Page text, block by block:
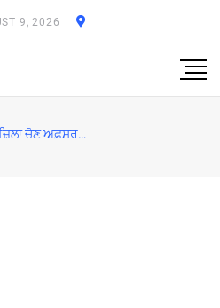
9, 2026
ਜ਼ਿਲਾ ਚੋਣ ਅਫ਼ਸਰ ਨੇ ਸਿਆਸੀ ਪਾਰਟੀਆਂ ਨੂੰ ਚੋਣ ਜਾਬਤੇ ਤੋਂ ਕਰਵਾਇਆ ਜਾਣੂ